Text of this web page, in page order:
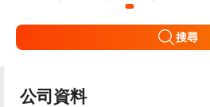
搜尋
公司資料